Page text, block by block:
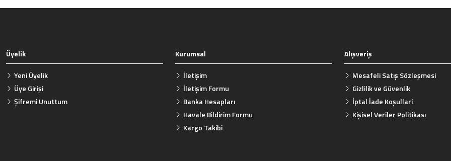
Üyelik
Yeni Üyelik
Üye Girişi
Şifremi Unuttum
Kurumsal
İletişim
İletişim Formu
Banka Hesapları
Havale Bildirim Formu
Kargo Takibi
Alışveriş
Mesafeli Satış Sözleşmesi
Gizlilik ve Güvenlik
İptal İade Koşullari
Kişisel Veriler Politikası